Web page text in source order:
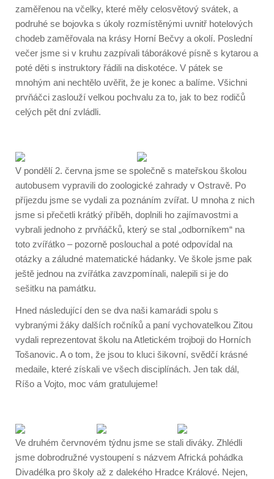
zaměřenou na včelky, které měly celosvětový svátek, a
podruhé se bojovka s úkoly rozmístěnými uvnitř hotelových
chodeb zaměřovala na krásy Horní Bečvy a okolí. Poslední
večer jsme si v kruhu zazpívali táborákové písně s kytarou a
poté děti s instruktory řádili na diskotéce. V pátek se
mnohým ani nechtělo uvěřit, že je konec a balíme. Všichni
prvňáčci zaslouží velkou pochvalu za to, jak to bez rodičů
celých pět dní zvládli.
V pondělí 2. června jsme se společně s mateřskou školou
autobusem vypravili do zoologické zahrady v Ostravě. Po
příjezdu jsme se vydali za poznáním zvířat. U mnoha z nich
jsme si přečetli krátký příběh, doplnili ho zajímavostmi a
vybrali jednoho z prvňáčků, který se stal „odborníkem“ na
toto zvířátko – pozorně poslouchal a poté odpovídal na
otázky a záludné matematické hádanky. Ve škole jsme pak
ještě jednou na zvířátka zavzpomínali, nalepili si je do
sešitku na památku.
Hned následující den se dva naši kamarádi spolu s
vybranými žáky dalších ročníků a paní vychovatelkou Zitou
vydali reprezentovat školu na Atletickém trojboji do Horních
Tošanovic. A o tom, že jsou to kluci šikovní, svědčí krásné
medaile, které získali ve všech disciplínách. Jen tak dál,
Ríšo a Vojto, moc vám gratulujeme!
Ve druhém červnovém týdnu jsme se stali diváky. Zhlédli
jsme dobrodružné vystoupení s názvem Africká pohádka
Divadélka pro školy až z dalekého Hradce Králové. Nejen,